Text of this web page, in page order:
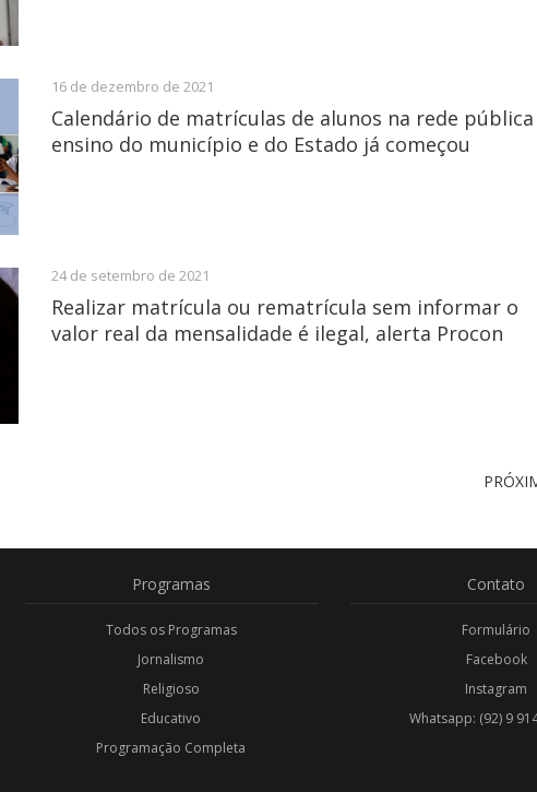
16 de dezembro de 2021
Calendário de matrículas de alunos na rede pública
ensino do município e do Estado já começou
24 de setembro de 2021
Realizar matrícula ou rematrícula sem informar o
valor real da mensalidade é ilegal, alerta Procon
Programas
Todos os Programas
Jornalismo
Religioso
Educativo
Programação Completa
Contato
Formulário
Facebook
Instagram
Whatsapp: (92) 9